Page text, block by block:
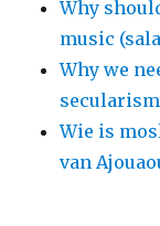
Why
music
Why we
secularism
Wie is
van